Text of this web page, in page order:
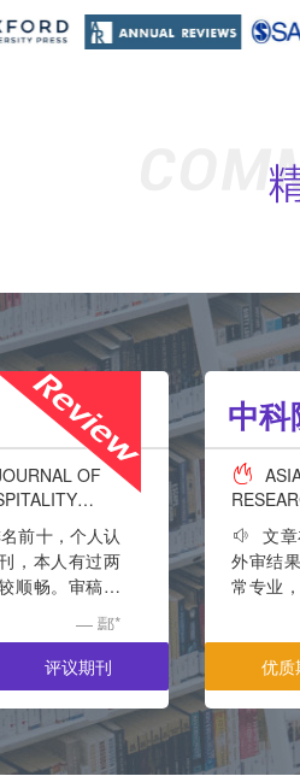
OF
前十，个人认
，本人有过两
顺畅。审稿速
会有4个专家，
言这两部分的
偏好，一般只
可以投稿，个
高的，关键是
。就是期刊对
— 鄢*
评议期刊
中科
文
外审结
常专业
大修
后，再
审。之
来，建
负责最
优